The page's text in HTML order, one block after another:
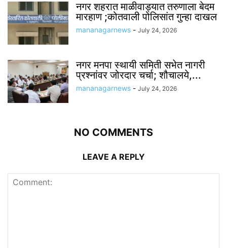
नगर शहरात माळीवाड्यात तरुणाला बेदम
मारहाण ;कोतवाली पोलिसांत गुन्हा दाखल
mananagarnews - July 24, 2026
नगर मनपा स्थायी समिती सभेत नागरी
प्रश्नांवर जोरदार चर्चा; शौचालये,...
mananagarnews - July 24, 2026
NO COMMENTS
LEAVE A REPLY